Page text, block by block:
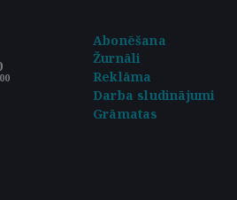
Abonēšana
Žurnāli
Reklāma
Darba sludinājumi
Grāmatas